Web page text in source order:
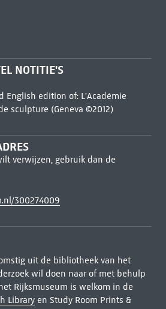
NOTITIE'S
English edition of: L'Académie
sculpture (Geneva ©2012)
verwijzen, gebruik dan de
300274009
uit de bibliotheek van het
wil doen naar of met behulp
Rijksmuseum is welkom in de
Libraryen Study Room Prints &